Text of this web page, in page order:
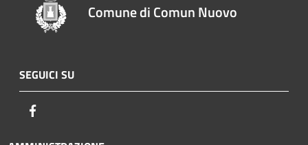
Comune di Comun Nuovo
SEGUICI SU